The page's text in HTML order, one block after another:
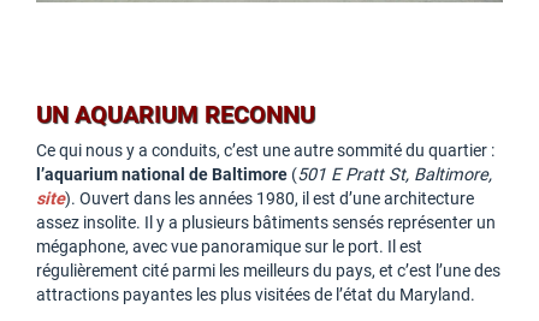
UN AQUARIUM RECONNU
Ce qui nous y a conduits, c’est une autre sommité du quartier :
l’aquarium national de Baltimore (501 E Pratt St, Baltimore,
site). Ouvert dans les années 1980, il est d’une architecture
assez insolite. Il y a plusieurs bâtiments sensés représenter un
mégaphone, avec vue panoramique sur le port. Il est
régulièrement cité parmi les meilleurs du pays, et c’est l’une des
attractions payantes les plus visitées de l’état du Maryland.